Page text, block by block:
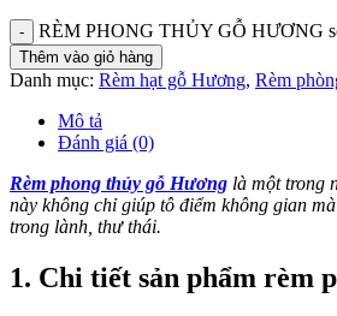
RÈM PHONG THỦY GỖ HƯƠNG
Thêm vào giỏ hàng
Danh mục: Rèm hạt gỗ Hương, Rèm
Mô tả
Đánh giá (0)
Rèm phong thủy gỗ Hương là một trong
này không chỉ giúp tô điểm không gian
trong lành, thư thái.
1. Chi tiết sản phẩm rèm